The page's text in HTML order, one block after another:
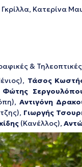
Κατερίνα
&
Τάσος
Φώτης
Αντιγόνη
Γιωργής
(Κανέλλος),